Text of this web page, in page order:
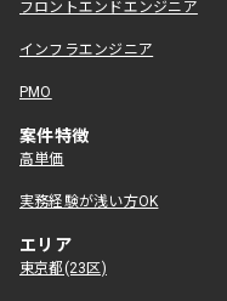
フロントエンドエンジニア
インフラエンジニア
PMO
案件特徴
高単価
実務経験が浅い方OK
エリア
東京都(23区)